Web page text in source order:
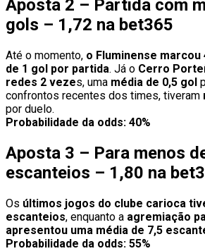
Aposta 2 – Partida com
gols – 1,72 na bet365
Até o momento, o Fluminense marcou
de 1 gol por partida. Já o Cerro
redes 2 vezes, uma média de 0,5 gol
confrontos recentes dos times, tiveram
por duelo.
Probabilidade da odds: 40%
Aposta 3 – Para menos
escanteios – 1,80 na
Os últimos jogos do clube carioca
escanteios, enquanto a agremiação
apresentou uma média de 7,5
Probabilidade da odds: 55%